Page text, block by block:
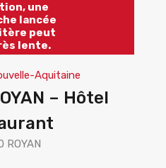
une
lancée
peut
lente.
Aquitaine
– Hôtel
ROYAN